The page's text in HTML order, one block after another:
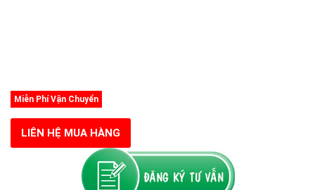
Miễn Phí Vận Chuyển
LIÊN HỆ MUA HÀNG